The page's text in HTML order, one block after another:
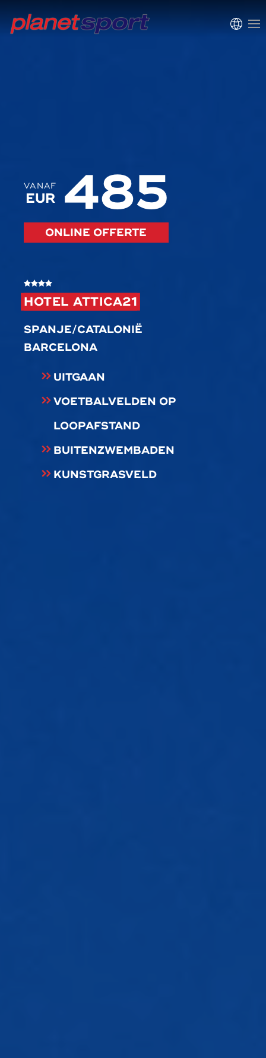
HOTEL ATTICA21
SPANJE/CATALONIË
BARCELONA
UITGAAN
VOETBALVELDEN OP
LOOPAFSTAND
BUITENZWEMBADEN
KUNSTGRASVELD
VANAF
EUR 485
ONLINE OFFERTE